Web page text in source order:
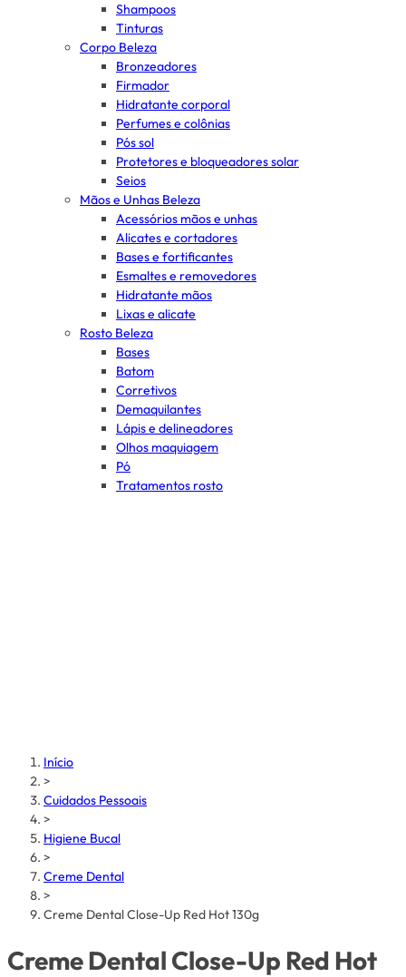
Shampoos
Tinturas
Corpo Beleza
Bronzeadores
Firmador
Hidratante corporal
Perfumes e colônias
Pós sol
Protetores e bloqueadores solar
Seios
Mãos e Unhas Beleza
Acessórios mãos e unhas
Alicates e cortadores
Bases e fortificantes
Esmaltes e removedores
Hidratante mãos
Lixas e alicate
Rosto Beleza
Bases
Batom
Corretivos
Demaquilantes
Lápis e delineadores
Olhos maquiagem
Pó
Tratamentos rosto
Início
>
Cuidados Pessoais
>
Higiene Bucal
>
Creme Dental
>
Creme Dental Close-Up Red Hot 130g
Creme Dental Close-Up Red Hot